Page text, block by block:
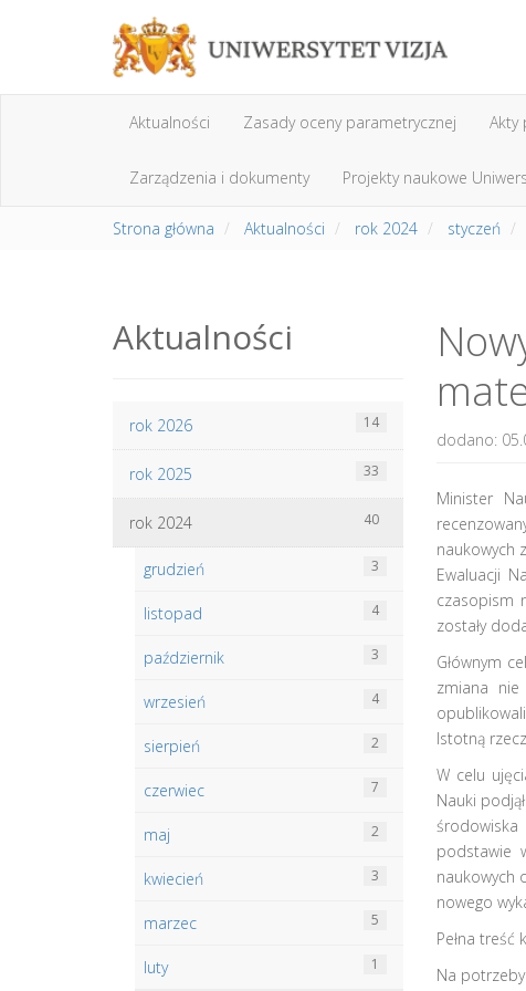
Aktualności Zasady oceny parametrycznej Akty
Zarządzenia i dokumenty Projekty naukowe
Strona główna Aktualności rok 2024 styczeń
Aktualności
rok 2026 14
rok 2025 33
rok 2024 40
grudzień 3
listopad 4
październik 3
wrzesień 4
sierpień 2
czerwiec 7
maj 2
kwiecień 3
marzec 5
luty 1
dodano:
Minister
naukowych
Ewaluacji
czasopism
zostały
Głównym
zmiana
Istotną
W celu
Nauki
środowiska
podstawie
naukowych
nowego
Pełna treść
Na